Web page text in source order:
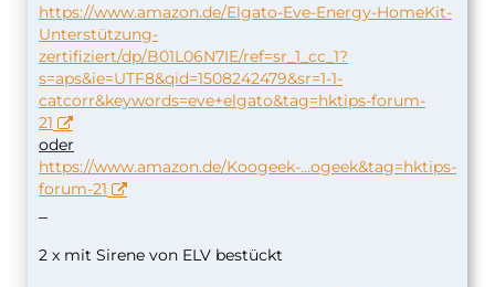
https://www.amazon.de/Elgato-Eve-Energy-HomeKit-
Unterstützung-
zertifiziert/dp/B01L06N7IE/ref=sr_1_cc_1?
s=aps&ie=UTF8&qid=1508242479&sr=1-1-
catcorr&keywords=eve+elgato&tag=hktips-forum-
21
oder
https://www.amazon.de/Koogeek-…ogeek&tag=hktips-
forum-21
2 x mit Sirene von ELV bestückt